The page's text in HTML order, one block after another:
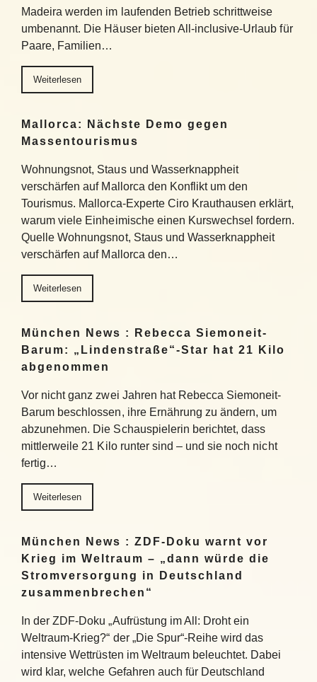
Madeira werden im laufenden Betrieb schrittweise
umbenannt. Die Häuser bieten All-inclusive-Urlaub für
Paare, Familien…
Weiterlesen
Mallorca: Nächste Demo gegen
Massentourismus
Wohnungsnot, Staus und Wasserknappheit
verschärfen auf Mallorca den Konflikt um den
Tourismus. Mallorca-Experte Ciro Krauthausen erklärt,
warum viele Einheimische einen Kurswechsel fordern.
Quelle Wohnungsnot, Staus und Wasserknappheit
verschärfen auf Mallorca den…
Weiterlesen
München News : Rebecca Siemoneit-
Barum: „Lindenstraße“-Star hat 21 Kilo
abgenommen
Vor nicht ganz zwei Jahren hat Rebecca Siemoneit-
Barum beschlossen, ihre Ernährung zu ändern, um
abzunehmen. Die Schauspielerin berichtet, dass
mittlerweile 21 Kilo runter sind – und sie noch nicht
fertig…
Weiterlesen
München News : ZDF-Doku warnt vor
Krieg im Weltraum – „dann würde die
Stromversorgung in Deutschland
zusammenbrechen“
In der ZDF-Doku „Aufrüstung im All: Droht ein
Weltraum-Krieg?“ der „Die Spur“-Reihe wird das
intensive Wettrüsten im Weltraum beleuchtet. Dabei
wird klar, welche Gefahren auch für Deutschland